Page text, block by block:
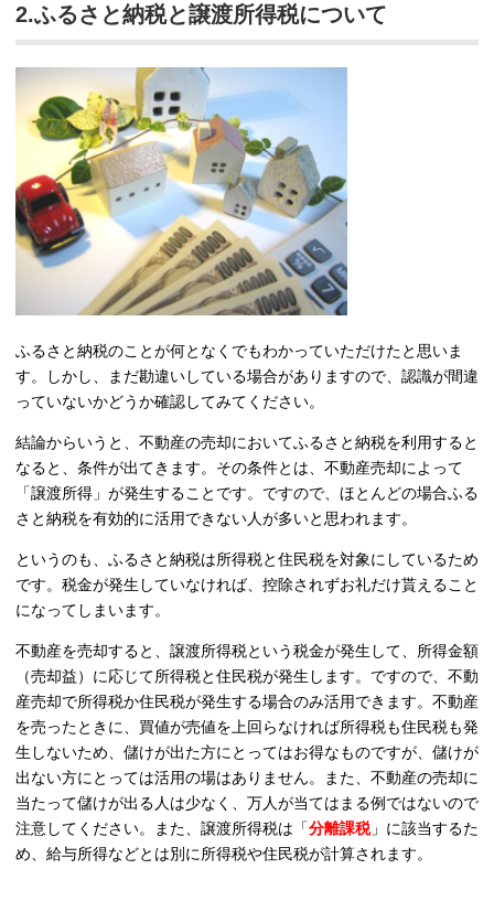
2.ふるさと納税と譲渡所得税について
ふるさと納税のことが何となくでもわかっていただけたと思いま
す。しかし、まだ勘違いしている場合がありますので、認識が間違
っていないかどうか確認してみてください。
結論からいうと、不動産の売却においてふるさと納税を利用すると
なると、条件が出てきます。その条件とは、不動産売却によって
「譲渡所得」が発生することです。ですので、ほとんどの場合ふる
さと納税を有効的に活用できない人が多いと思われます。
というのも、ふるさと納税は所得税と住民税を対象にしているため
です。税金が発生していなければ、控除されずお礼だけ貰えること
になってしまいます。
不動産を売却すると、譲渡所得税という税金が発生して、所得金額
（売却益）に応じて所得税と住民税が発生します。ですので、不動
産売却で所得税か住民税が発生する場合のみ活用できます。不動産
を売ったときに、買値が売値を上回らなければ所得税も住民税も発
生しないため、儲けが出た方にとってはお得なものですが、儲けが
出ない方にとっては活用の場はありません。また、不動産の売却に
当たって儲けが出る人は少なく、万人が当てはまる例ではないので
注意してください。また、譲渡所得税は「分離課税」に該当するた
め、給与所得などとは別に所得税や住民税が計算されます。